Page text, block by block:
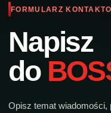
FORMULARZ
Napisz
do
Opisz temat wiadomości,